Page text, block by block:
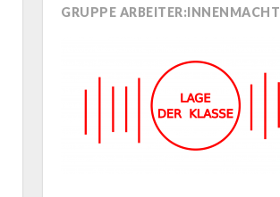
GRUPPE ARBEITER:INNENMACHT